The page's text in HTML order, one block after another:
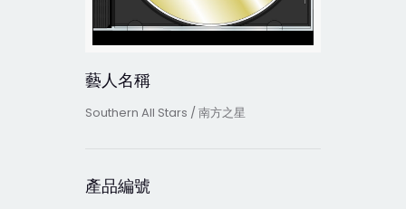
藝人名稱
Southern All Stars / 南方之星
產品編號